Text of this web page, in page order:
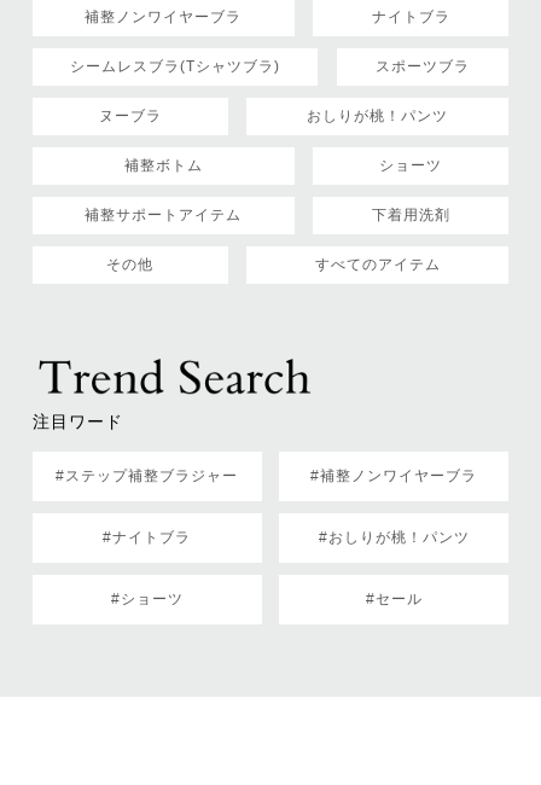
補整ノンワイヤーブラ ナイトブラ
シームレスブラ(Tシャツブラ) スポーツブラ
ヌーブラ おしりが桃！パンツ
補整ボトム ショーツ
補整サポートアイテム 下着用洗剤
その他 すべてのアイテム
注目ワード
#ステップ補整ブラジャー #補整ノンワイヤーブラ
#ナイトブラ #おしりが桃！パンツ
#ショーツ #セール